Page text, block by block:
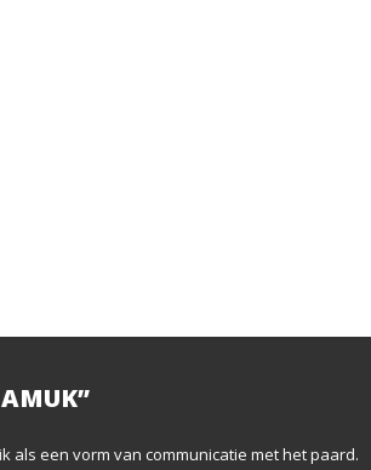
als een vorm van communicatie met het paard.